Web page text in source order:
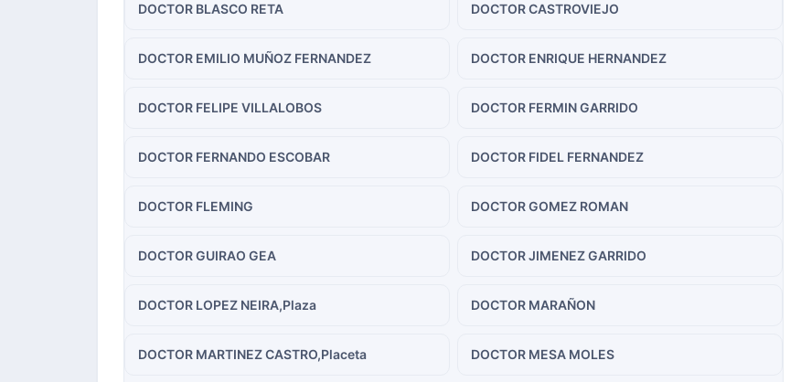
DOCTOR BLASCO RETA DOCTOR CASTROVIEJO
DOCTOR EMILIO MUÑOZ FERNANDEZ DOCTOR ENRIQUE HERNANDEZ
DOCTOR FELIPE VILLALOBOS DOCTOR FERMIN GARRIDO
DOCTOR FERNANDO ESCOBAR DOCTOR FIDEL FERNANDEZ
DOCTOR FLEMING DOCTOR GOMEZ ROMAN
DOCTOR GUIRAO GEA DOCTOR JIMENEZ GARRIDO
DOCTOR LOPEZ NEIRA,Plaza DOCTOR MARAÑON
DOCTOR MARTINEZ CASTRO,Placeta DOCTOR MESA MOLES